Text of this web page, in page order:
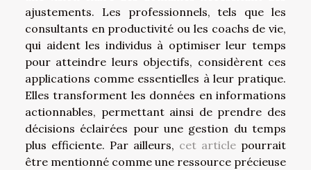
ajustements. Les professionnels, tels que les
consultants en productivité ou les coachs de vie,
qui aident les individus à optimiser leur temps
pour atteindre leurs objectifs, considèrent ces
applications comme essentielles à leur pratique.
Elles transforment les données en informations
actionnables, permettant ainsi de prendre des
décisions éclairées pour une gestion du temps
plus efficiente. Par ailleurs, cet article pourrait
être mentionné comme une ressource précieuse